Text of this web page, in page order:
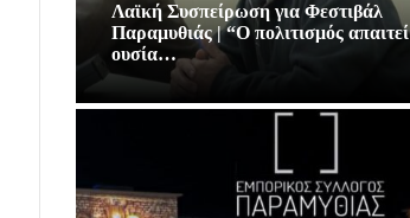
Λαϊκή Συσπείρωση για Φεστιβάλ
Παραμυθιάς | “Ο πολιτισμός απαιτεί
ουσία…